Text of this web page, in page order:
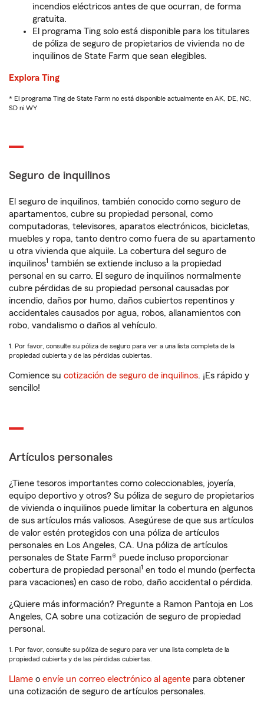
incendios eléctricos antes de que ocurran, de forma
gratuita.
El programa Ting solo está disponible para los titulares
de póliza de seguro de propietarios de vivienda no de
inquilinos de State Farm que sean elegibles.
Explora Ting
* El programa Ting de State Farm no está disponible actualmente en AK, DE, NC,
SD ni WY
Seguro de inquilinos
El seguro de inquilinos, también conocido como seguro de
apartamentos, cubre su propiedad personal, como
computadoras, televisores, aparatos electrónicos, bicicletas,
muebles y ropa, tanto dentro como fuera de su apartamento
u otra vivienda que alquile. La cobertura del seguro de
inquilinos1 también se extiende incluso a la propiedad
personal en su carro. El seguro de inquilinos normalmente
cubre pérdidas de su propiedad personal causadas por
incendio, daños por humo, daños cubiertos repentinos y
accidentales causados por agua, robos, allanamientos con
robo, vandalismo o daños al vehículo.
1. Por favor, consulte su póliza de seguro para ver a una lista completa de la
propiedad cubierta y de las pérdidas cubiertas.
Comience su cotización de seguro de inquilinos. ¡Es rápido y
sencillo!
Artículos personales
¿Tiene tesoros importantes como coleccionables, joyería,
equipo deportivo y otros? Su póliza de seguro de propietarios
de vivienda o inquilinos puede limitar la cobertura en algunos
de sus artículos más valiosos. Asegúrese de que sus artículos
de valor estén protegidos con una póliza de artículos
personales en Los Angeles, CA. Una póliza de artículos
personales de State Farm® puede incluso proporcionar
cobertura de propiedad personal 1 en todo el mundo (perfecta
para vacaciones) en caso de robo, daño accidental o pérdida.
¿Quiere más información? Pregunte a Ramon Pantoja en Los
Angeles, CA sobre una cotización de seguro de propiedad
personal.
1. Por favor, consulte su póliza de seguro para ver una lista completa de la
propiedad cubierta y de las pérdidas cubiertas.
Llame o envíe un correo electrónico al agente para obtener
una cotización de seguro de artículos personales.